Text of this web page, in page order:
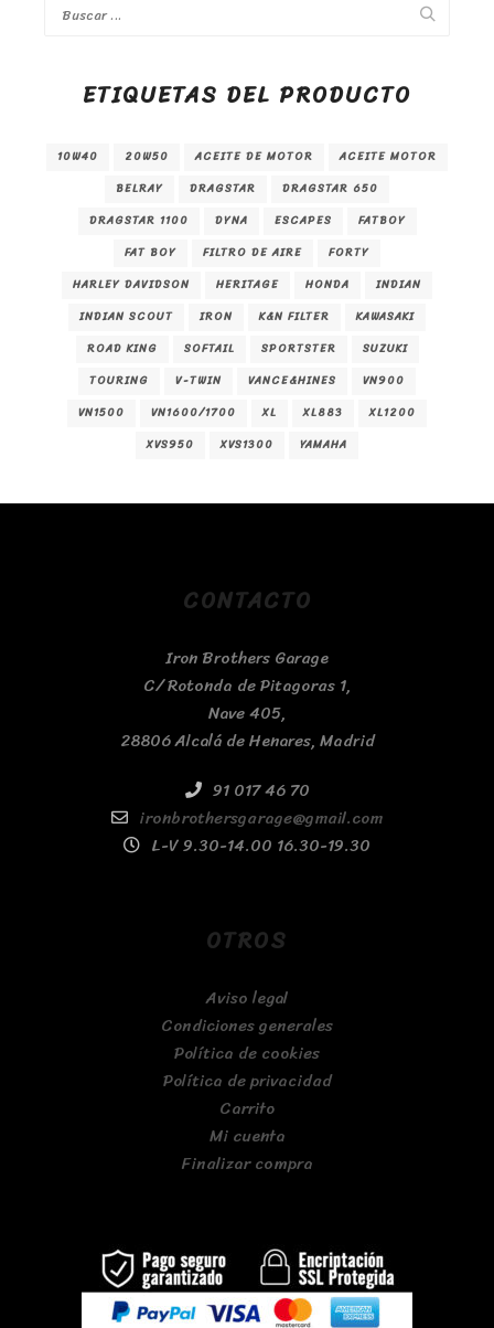
ETIQUETAS DEL PRODUCTO
10W40 20W50 ACEITE DE MOTOR
ACEITE MOTOR
BELRAY
DRAGSTAR
DRAGSTAR 650
DRAGSTAR 1100
DYNA ESCAPES
FATBOY
FAT BOY
FILTRO DE AIRE
FORTY
HARLEY DAVIDSON
HERITAGE HONDA
INDIAN
INDIAN SCOUT
IRON K&N FILTER
KAWASAKI
ROAD KING
SOFTAIL SPORTSTER
SUZUKI
TOURING
V-TWIN VANCE&HINES
VN900
VN1500
VN1600/1700 XL XL883
XL1200
XVS950
XVS1300 YAMAHA
CONTACTO
Iron Brothers Garage
C/ Rotonda de Pitagoras 1,
Nave 405,
28806 Alcalá de Henares, Madrid
91 017 46 70
ironbrothersgarage@gmail.com
L-V 9.30-14.00 16.30-19.30
OTROS
Aviso legal
Condiciones generales
Política de cookies
Política de privacidad
Carrito
Mi cuenta
Finalizar compra